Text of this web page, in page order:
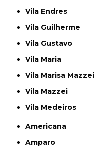
Vila Endres
Vila Guilherme
Vila Gustavo
Vila Maria
Vila Marisa Mazzei
Vila Mazzei
Vila Medeiros
Americana
Amparo